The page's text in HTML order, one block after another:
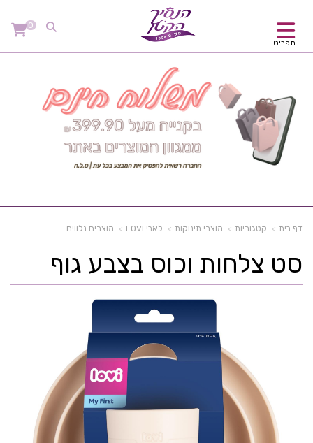
תפריט
0
דף בית קטגוריות מוצרי תינוקות לאבי LOVI מוצרים נלווים
סט צלחות וכוס בצבע גוף